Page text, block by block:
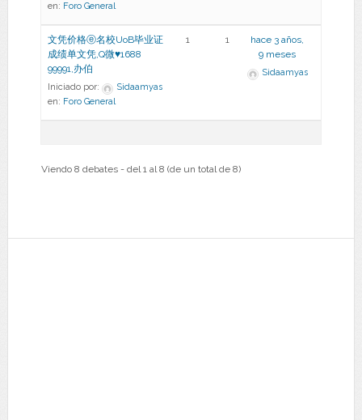
en: Foro General
文凭价格ⓔ名校UoB毕业证
成绩单文凭,Q微♥1688
99991,办伯
Iniciado por:
Sidaamyas
en: Foro General
1 1
hace 3 años,
9 meses
Sidaamyas
Viendo 8 debates - del 1 al 8 (de un total de 8)